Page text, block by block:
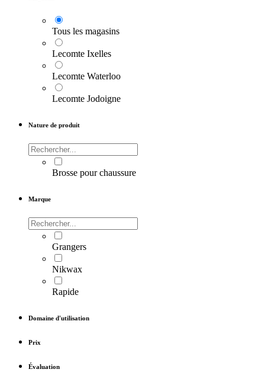
Tous les magasins
Lecomte Ixelles
Lecomte Waterloo
Lecomte Jodoigne
Nature de produit
Brosse pour chaussure
Marque
Grangers
Nikwax
Rapide
Domaine d'utilisation
Prix
Évaluation